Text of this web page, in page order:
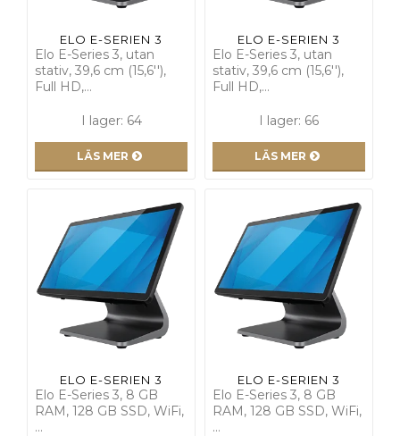
ELO E-SERIEN 3
Elo E-Series 3, utan
stativ, 39,6 cm (15,6''),
Full HD,…
I lager: 64
LÄS MER
ELO E-SERIEN 3
Elo E-Series 3, utan
stativ, 39,6 cm (15,6''),
Full HD,…
I lager: 66
LÄS MER
ELO E-SERIEN 3
Elo E-Series 3, 8 GB
RAM, 128 GB SSD, WiFi,
…
ELO E-SERIEN 3
Elo E-Series 3, 8 GB
RAM, 128 GB SSD, WiFi,
…